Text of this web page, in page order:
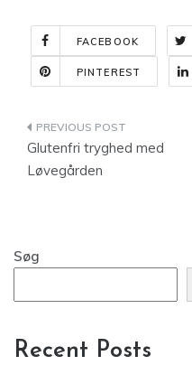
FACEBOOK
PINTEREST
Glutenfri tryghed med
Løvegården
Søg
Recent Posts